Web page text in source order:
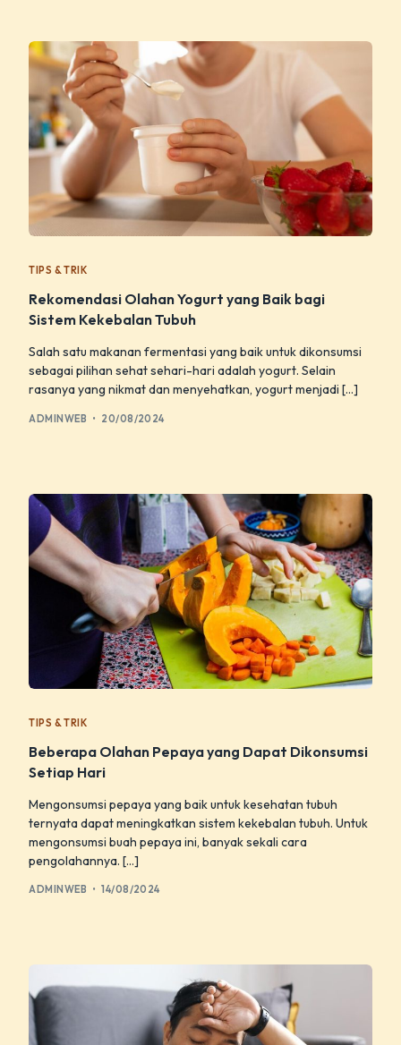
TIPS & TRIK
Rekomendasi Olahan Yogurt yang Baik bagi
Sistem Kekebalan Tubuh
Salah satu makanan fermentasi yang baik untuk dikonsumsi
sebagai pilihan sehat sehari-hari adalah yogurt. Selain
rasanya yang nikmat dan menyehatkan, yogurt menjadi […]
ADMINWEB 20/08/2024
TIPS & TRIK
Beberapa Olahan Pepaya yang Dapat Dikonsumsi
Setiap Hari
Mengonsumsi pepaya yang baik untuk kesehatan tubuh
ternyata dapat meningkatkan sistem kekebalan tubuh. Untuk
mengonsumsi buah pepaya ini, banyak sekali cara
pengolahannya. […]
ADMINWEB 14/08/2024